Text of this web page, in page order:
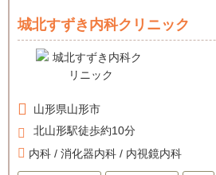
城北すずき内科クリニック
山形県山形市
北山形駅徒歩約10分
内科 / 消化器内科 / 内視鏡内科